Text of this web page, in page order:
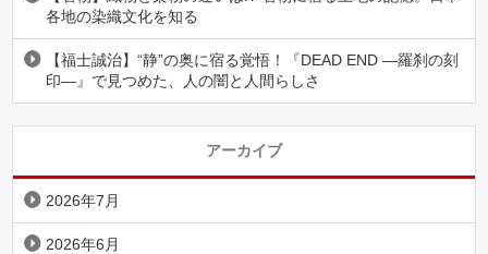
各地の染織文化を知る
【福士誠治】“静”の奥に宿る覚悟！『DEAD END ―羅刹の刻
印―』で見つめた、人の闇と人間らしさ
アーカイブ
2026年7月
2026年6月